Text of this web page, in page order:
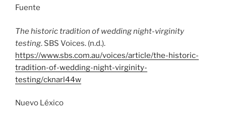
Fuente
The historic tradition of wedding night-virginity
testing. SBS Voices. (n.d.).
https://www.sbs.com.au/voices/article/the-historic-
tradition-of-wedding-night-virginity-
testing/cknarl44w
Nuevo Léxico